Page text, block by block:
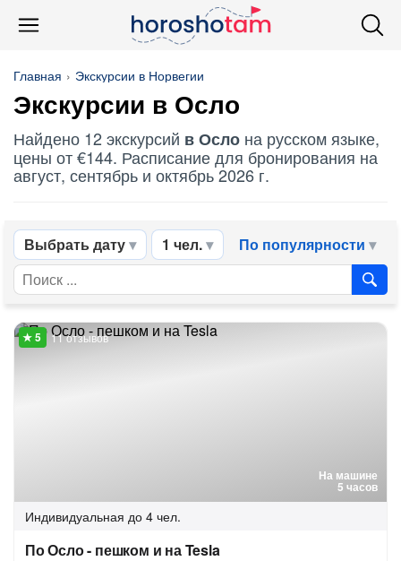
Главная Экскурсии в Норвегии
Экскурсии в Осло
Найдено 12 экскурсий в Осло на русском языке,
цены от €144. Расписание для бронирования на
август, сентябрь и октябрь 2026 г.
Выбрать дату 1 чел. По популярности
На машине
5 часов
11 отзывов
Индивидуальная до 4 чел.
По Осло - пешком и на Tesla